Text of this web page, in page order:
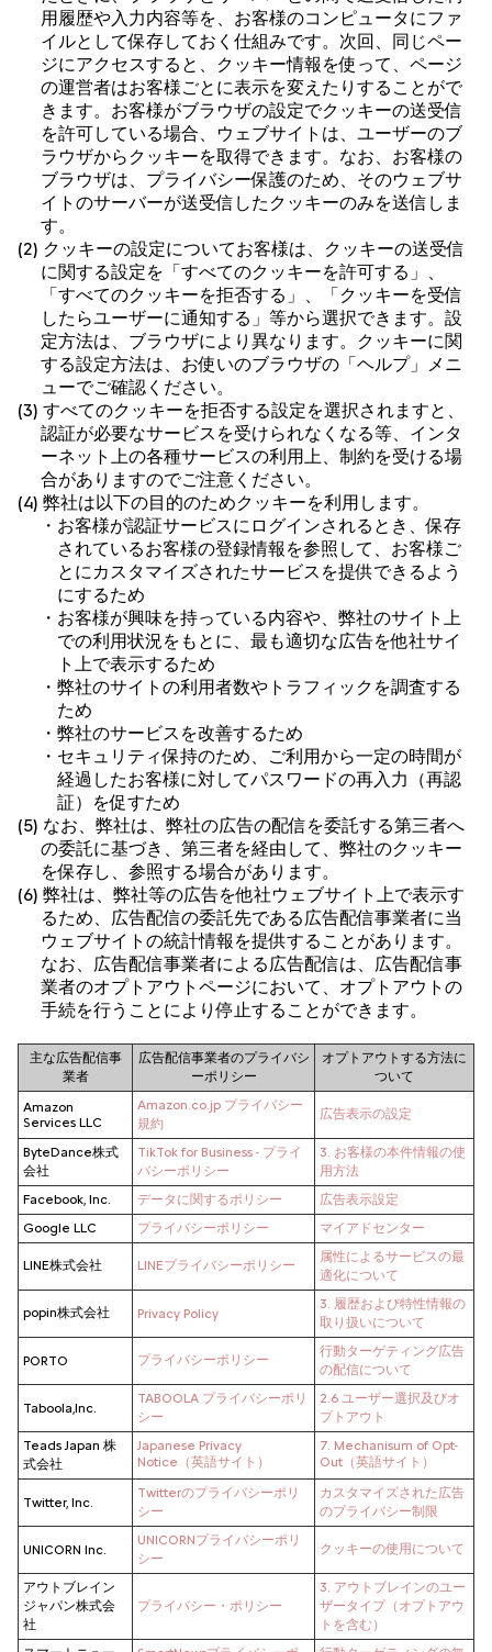
用履歴や入力内容等を、お客様のコンピュータにファ
イルとして保存しておく仕組みです。次回、同じペー
ジにアクセスすると、クッキー情報を使って、ページ
の運営者はお客様ごとに表示を変えたりすることがで
きます。お客様がブラウザの設定でクッキーの送受信
を許可している場合、ウェブサイトは、ユーザーのブ
ラウザからクッキーを取得できます。なお、お客様の
ブラウザは、プライバシー保護のため、そのウェブサ
イトのサーバーが送受信したクッキーのみを送信しま
す。
(2) クッキーの設定についてお客様は、クッキーの送受信
に関する設定を「すべてのクッキーを許可する」、
「すべてのクッキーを拒否する」、「クッキーを受信
したらユーザーに通知する」等から選択できます。設
定方法は、ブラウザにより異なります。クッキーに関
する設定方法は、お使いのブラウザの「ヘルプ」メニ
ューでご確認ください。
(3) すべてのクッキーを拒否する設定を選択されますと、
認証が必要なサービスを受けられなくなる等、インタ
ーネット上の各種サービスの利用上、制約を受ける場
合がありますのでご注意ください。
(4) 弊社は以下の目的のためクッキーを利用します。
・お客様が認証サービスにログインされるとき、保存
されているお客様の登録情報を参照して、お客様ご
とにカスタマイズされたサービスを提供できるよう
にするため
・お客様が興味を持っている内容や、弊社のサイト上
での利用状況をもとに、最も適切な広告を他社サイ
ト上で表示するため
・弊社のサイトの利用者数やトラフィックを調査する
ため
・弊社のサービスを改善するため
・セキュリティ保持のため、ご利用から一定の時間が
経過したお客様に対してパスワードの再入力（再認
証）を促すため
(5) なお、弊社は、弊社の広告の配信を委託する第三者へ
の委託に基づき、第三者を経由して、弊社のクッキー
を保存し、参照する場合があります。
(6) 弊社は、弊社等の広告を他社ウェブサイト上で表示す
るため、広告配信の委託先である広告配信事業者に当
ウェブサイトの統計情報を提供することがあります。
なお、広告配信事業者による広告配信は、広告配信事
業者のオプトアウトページにおいて、オプトアウトの
手続を行うことにより停止することができます。
主な広告配信事
業者
広告配信事業者のプライバシ
ーポリシー
オプトアウトする方法に
ついて
Amazon
Services LLC
Amazon.co.jp プライバシー
規約
広告表示の設定
ByteDance株式
会社
TikTok for Business - プライ
バシーポリシー
3. お客様の本件情報の使
用方法
Facebook, Inc.
データに関するポリシー
広告表示設定
Google LLC
プライバシーポリシー マイアドセンター
LINE株式会社 LINEプライバシーポリシー
属性によるサービスの最
適化について
popin株式会社 Privacy Policy
3. 履歴および特性情報の
取り扱いについて
PORTO プライバシーポリシー
行動ターゲティング広告
の配信について
Taboola,Inc.
TABOOLA プライバシーポリ
シー
2.6 ユーザー選択及びオ
プトアウト
Teads Japan 株
式会社
Japanese Privacy
Notice（英語サイト）
7. Mechanisum of Opt-
Out（英語サイト）
Twitter, Inc.
Twitterのプライバシーポリ
シー
カスタマイズされた広告
のプライバシー制限
UNICORN Inc.
UNICORNプライバシーポリ
シー
クッキーの使用について
アウトブレイン
ジャパン株式会
社
プライバシー・ポリシー
3. アウトブレインのユー
ザータイプ（オプトアウ
トを含む）